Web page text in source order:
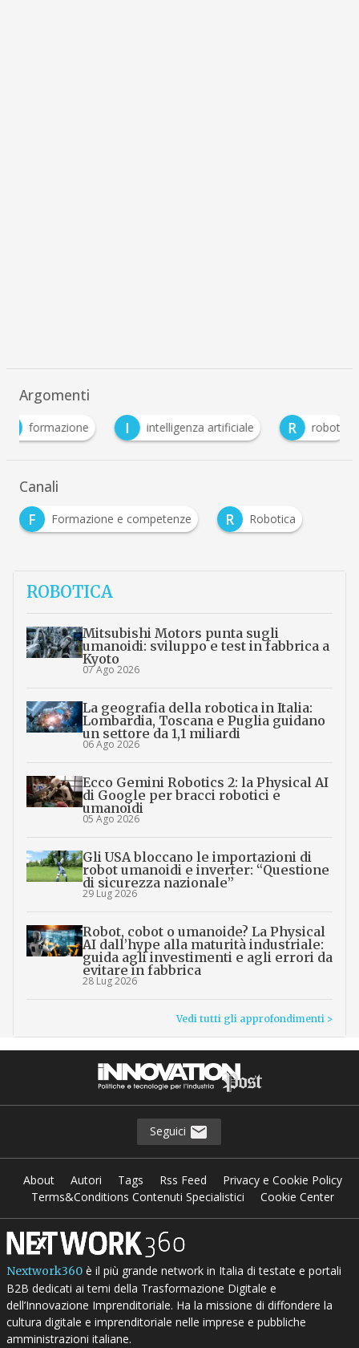
Argomenti
I
intelligenza artificiale R robot R Robotica
Canali
F
Formazione e competenze R Robotica
ROBOTICA
Mitsubishi Motors punta sugli
umanoidi: sviluppo e test in fabbrica a
Kyoto
07 Ago 2026
La geografia della robotica in Italia:
Lombardia, Toscana e Puglia guidano
un settore da 1,1 miliardi
06 Ago 2026
Ecco Gemini Robotics 2: la Physical AI
di Google per bracci robotici e
umanoidi
05 Ago 2026
Gli USA bloccano le importazioni di
robot umanoidi e inverter: “Questione
di sicurezza nazionale”
29 Lug 2026
Robot, cobot o umanoide? La Physical
AI dall’hype alla maturità industriale:
guida agli investimenti e agli errori da
evitare in fabbrica
28 Lug 2026
Vedi tutti gli approfondimenti >
Seguici
About Autori Tags Rss Feed
Privacy e Cookie Policy
Terms&Conditions Contenuti Specialistici
Cookie Center
Nextwork360è il più grande network in Italia di testate e portali
B2B dedicati ai temi della Trasformazione Digitale e
dell’Innovazione Imprenditoriale. Ha la missione di diffondere la
cultura digitale e imprenditoriale nelle imprese e pubbliche
amministrazioni italiane.